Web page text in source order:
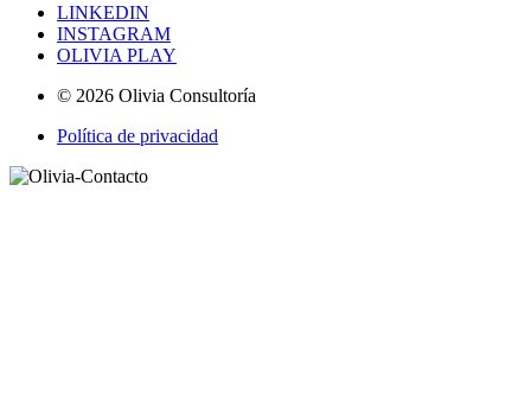
LINKEDIN
INSTAGRAM
OLIVIA PLAY
© 2026 Olivia Consultoría
Política de privacidad